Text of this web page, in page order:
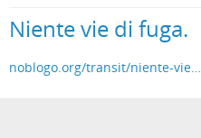
Niente vie di fuga.
noblogo.org/transit/niente-vie…